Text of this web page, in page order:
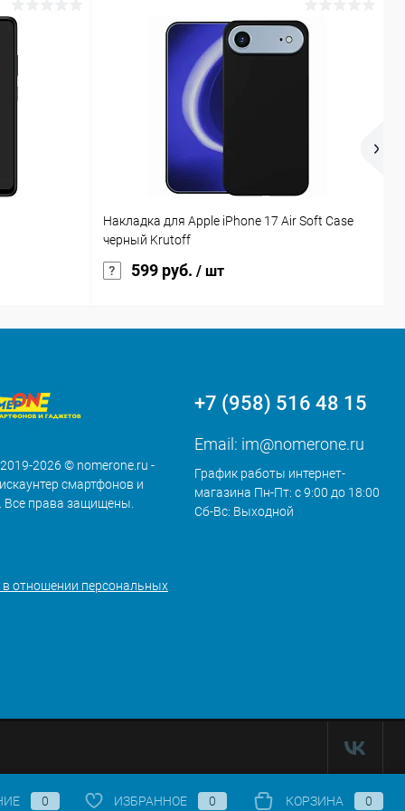
Накладка для Apple iPhone 17 Air Soft Case
черный Krutoff
599 руб. / шт
2026 © nomerone.ru -
смартфонов и
Все права защищены.
в отношении персональных
+7 (958) 516 48 15
Email: im@nomerone.ru
График работы интернет-
магазина Пн-Пт: с 9:00 до 18:00
Сб-Вс: Выходной
0 ИЗБРАННОЕ 0 КОРЗИНА 0